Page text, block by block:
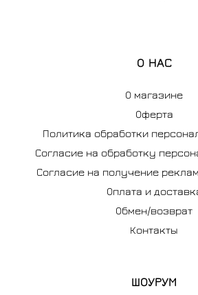
О НАС
О магазине
Оферта
Политика обработки
Согласие на обработку
Согласие на получение
Оплата и
Обмен/возврат
Контакты
ШОУРУМ